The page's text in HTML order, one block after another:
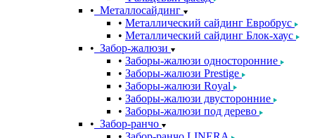
Металлосайдинг
Металлический сайдинг Евробрус
Металлический сайдинг Блок-хаус
Забор-жалюзи
Заборы-жалюзи односторонние
Заборы-жалюзи Prestige
Заборы-жалюзи Royal
Заборы-жалюзи двусторонние
Заборы-жалюзи под дерево
Забор-ранчо